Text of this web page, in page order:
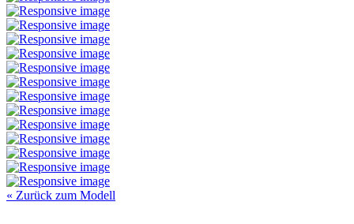
« Zurück zum Modell